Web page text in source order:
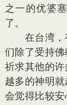
之一的优婆
了。
在台湾，
们除了受持
祈求其他的
越多的神明
会觉得比较